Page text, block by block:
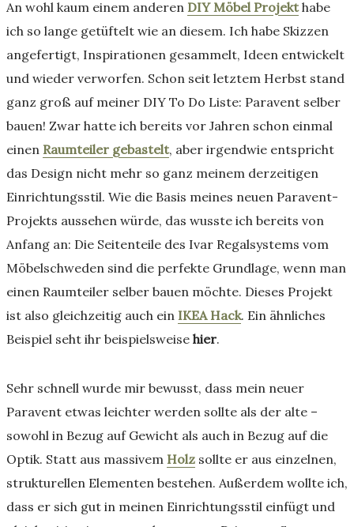
An wohl kaum einem anderen DIY Möbel Projekthabe
ich so lange getüftelt wie an diesem. Ich habe Skizzen
angefertigt, Inspirationen gesammelt, Ideen entwickelt
und wieder verworfen. Schon seit letztem Herbst stand
ganz groß auf meiner DIY To Do Liste: Paravent selber
bauen! Zwar hatte ich bereits vor Jahren schon einmal
einen Raumteiler gebastelt, aber irgendwie entspricht
das Design nicht mehr so ganz meinem derzeitigen
Einrichtungsstil. Wie die Basis meines neuen Paravent-
Projekts aussehen würde, das wusste ich bereits von
Anfang an: Die Seitenteile des Ivar Regalsystems vom
Möbelschweden sind die perfekte Grundlage, wenn man
einen Raumteiler selber bauen möchte. Dieses Projekt
ist also gleichzeitig auch ein IKEA Hack. Ein ähnliches
Beispiel seht ihr beispielsweise hier.
Sehr schnell wurde mir bewusst, dass mein neuer
Paravent etwas leichter werden sollte als der alte –
sowohl in Bezug auf Gewicht als auch in Bezug auf die
Optik. Statt aus massivem Holz sollte er aus einzelnen,
strukturellen Elementen bestehen. Außerdem wollte ich,
dass er sich gut in meinen Einrichtungsstil einfügt und